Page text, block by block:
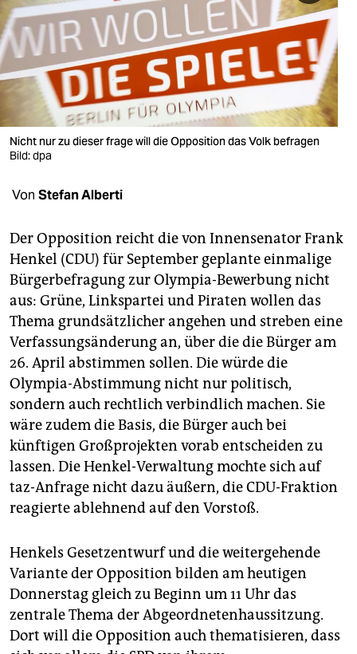
nord
wahrheit
verlag
verlag
shop
fragen & hilfe
unterstützen
abo
genossenschaft
epaper login
Nicht nur zu dieser frage will die Opposition das Volk befragen
Bild: dpa
Von Stefan Alberti
Der Opposition reicht die von Innensenator Frank
Henkel (CDU) für September geplante einmalige
Bürgerbefragung zur Olympia-Bewerbung nicht
aus: Grüne, Linkspartei und Piraten wollen das
Thema grundsätzlicher angehen und streben eine
Verfassungsänderung an, über die die Bürger am
26. April abstimmen sollen. Die würde die
Olympia-Abstimmung nicht nur politisch,
sondern auch rechtlich verbindlich machen. Sie
wäre zudem die Basis, die Bürger auch bei
künftigen Großprojekten vorab entscheiden zu
lassen. Die Henkel-Verwaltung mochte sich auf
taz-Anfrage nicht dazu äußern, die CDU-Fraktion
reagierte ablehnend auf den Vorstoß.
Henkels Gesetzentwurf und die weitergehende
Variante der Opposition bilden am heutigen
Donnerstag gleich zu Beginn um 11 Uhr das
zentrale Thema der Abgeordnetenhaussitzung.
Dort will die Opposition auch thematisieren, dass